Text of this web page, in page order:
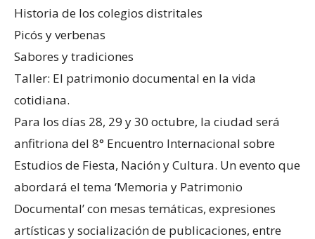
Historia de los colegios distritales
Picós y verbenas
Sabores y tradiciones
Taller: El patrimonio documental en la vida
cotidiana.
Para los días 28, 29 y 30 octubre, la ciudad será
anfitriona del 8° Encuentro Internacional sobre
Estudios de Fiesta, Nación y Cultura. Un evento que
abordará el tema ‘Memoria y Patrimonio
Documental’ con mesas temáticas, expresiones
artísticas y socialización de publicaciones, entre